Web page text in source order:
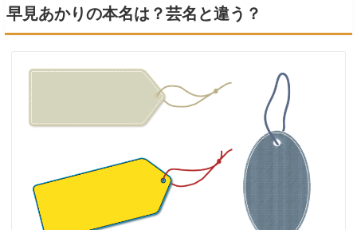
早見あかりの本名は？芸名と違う？